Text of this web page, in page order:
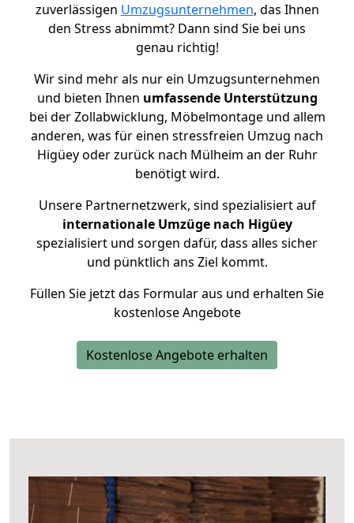
zuverlässigen Umzugsunternehmen, das Ihnen
den Stress abnimmt? Dann sind Sie bei uns
genau richtig!
Wir sind mehr als nur ein Umzugsunternehmen
und bieten Ihnen umfassende Unterstützung
bei der Zollabwicklung, Möbelmontage und allem
anderen, was für einen stressfreien Umzug nach
Higüey oder zurück nach Mülheim an der Ruhr
benötigt wird.
Unsere Partnernetzwerk, sind spezialisiert auf
internationale Umzüge nach Higüey
spezialisiert und sorgen dafür, dass alles sicher
und pünktlich ans Ziel kommt.
Füllen Sie jetzt das Formular aus und erhalten Sie
kostenlose Angebote
Kostenlose Angebote erhalten